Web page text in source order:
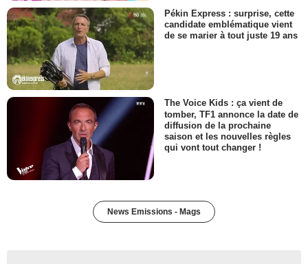
Pékin Express : surprise, cette
candidate emblématique vient
de se marier à tout juste 19 ans
The Voice Kids : ça vient de
tomber, TF1 annonce la date de
diffusion de la prochaine
saison et les nouvelles règles
qui vont tout changer !
News Emissions - Mags